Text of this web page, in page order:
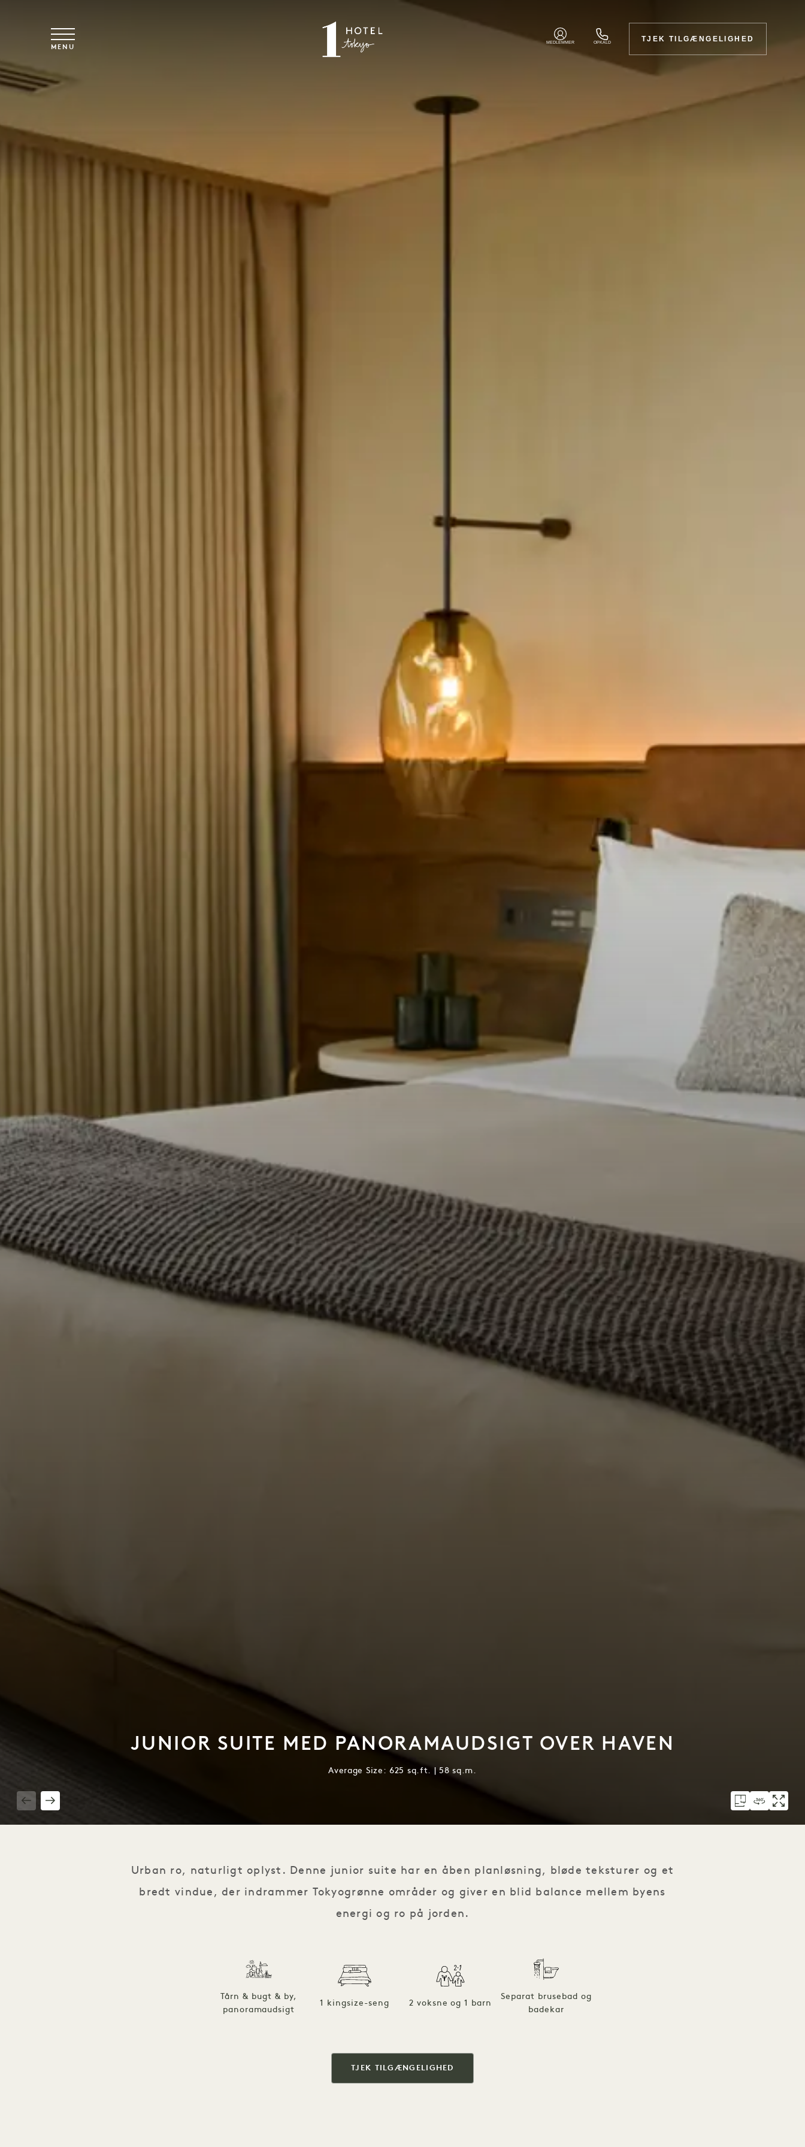
MENU
MEDLEMMER OPKALD TJEK TILGÆNGELIGHED
JUNIOR SUITE MED PANORAMAUDSIGT OVER HAVEN
Average Size: 625 sq.ft. | 58 sq.m.
Urban ro, naturligt oplyst. Denne junior suite har en åben planløsning, bløde teksturer og et
bredt vindue, der indrammer Tokyogrønne områder og giver en blid balance mellem byens
energi og ro på jorden.
Tårn & bugt & by,
panoramaudsigt
1 kingsize-seng 2 voksne og 1 barn
Separat brusebad og
badekar
TJEK TILGÆNGELIGHED